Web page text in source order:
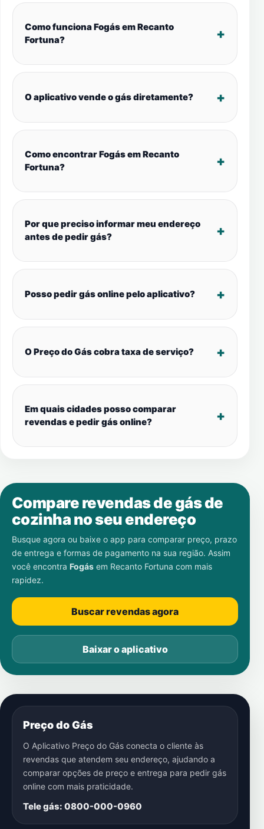
Como funciona Fogás em Recanto
Fortuna?
O aplicativo vende o gás diretamente?
Como encontrar Fogás em Recanto
Fortuna?
Por que preciso informar meu endereço
antes de pedir gás?
Posso pedir gás online pelo aplicativo?
O Preço do Gás cobra taxa de serviço?
Em quais cidades posso comparar
revendas e pedir gás online?
Compare revendas de gás de
cozinha no seu endereço
Busque agora ou baixe o app para comparar preço, prazo
de entrega e formas de pagamento na sua região. Assim
você encontra Fogás em Recanto Fortuna com mais
rapidez.
Buscar revendas agora
Baixar o aplicativo
Preço do Gás
O Aplicativo Preço do Gás conecta o cliente às
revendas que atendem seu endereço, ajudando a
comparar opções de preço e entrega para pedir gás
online com mais praticidade.
Tele gás: 0800-000-0960